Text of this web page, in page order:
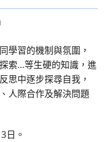
學習的機制與氛圍，
索…等生硬的知識，進
思中逐步探尋自我，
人際合作及解決問題
日。